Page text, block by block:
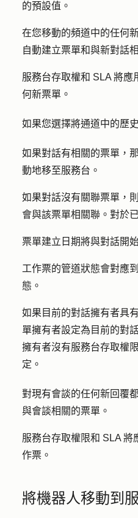
的預設值。
在您移動的頻道中的任何
自動建立票單和與新對話
服務台存取權和 SLA 將
何新票單。
如果您選擇將通道中的歷
如果對話有相關的票單，
動地移至服務台。
如果對話沒有關聯票單，
會與該票單相關聯。對於
票單建立日期將與對話開
工作票的管道狀態會對應
態。
如果目前的對話擁有者具
單擁有者設定為目前的對
擁有者沒有服務台存取權
定。
對現有會談的任何新回覆
與會談相關的票單。
服務台存取權限和 SLA 將
作票。
將機器人移動到